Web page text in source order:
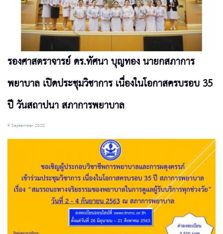
รองศาสตราจารย์ ดร.ทัศนา บุญทอง นายกสภาการ
พยาบาล เปิดประชุมวิชาการ เนื่องในโอกาสครบรอบ 35
ปี วันสถาปนา สภาการพยาบาล
9 September 2020